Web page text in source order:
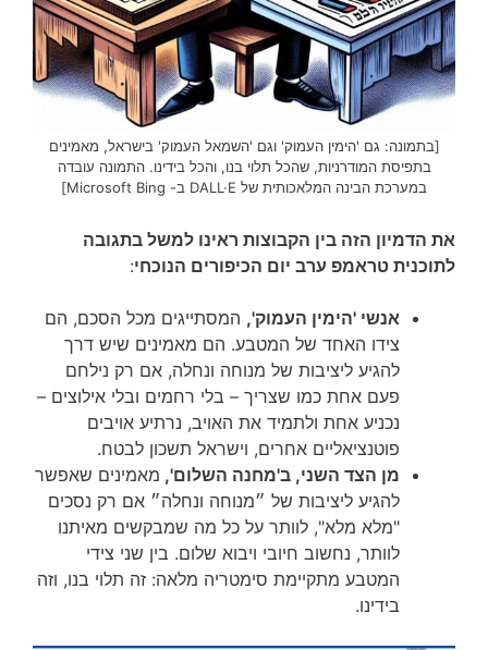
[בתמונה: גם 'הימין העמוק' וגם 'השמאל העמוק' בישראל, מאמינים
בתפיסת המודרניות, שהכל תלוי בנו, והכל בידינו. התמונה עובדה
במערכת הבינה המלאכותית של DALL·E ב- Microsoft Bing]
את הדמיון הזה בין הקבוצות ראינו למשל בתגובה
לתוכנית טראמפ ערב יום הכיפורים הנוכחי:
אנשי 'הימין העמוק', המסתייגים מכל הסכם, הם
צידו האחד של המטבע. הם מאמינים שיש דרך
להגיע ליציבות של מנוחה ונחלה, אם רק נילחם
פעם אחת כמו שצריך – בלי רחמים ובלי אילוצים –
נכניע אחת ולתמיד את האויב, נרתיע אויבים
פוטנציאליים אחרים, וישראל תשכון לבטח.
מן הצד השני, ב'מחנה השלום', מאמינים שאפשר
להגיע ליציבות של ״מנוחה ונחלה״ אם רק נסכים
"מלא מלא", לוותר על כל מה שמבקשים מאיתנו
לוותר, נחשוב חיובי ויבוא שלום. בין שני צידי
המטבע מתקיימת סימטריה מלאה: זה תלוי בנו, וזה
בידינו.